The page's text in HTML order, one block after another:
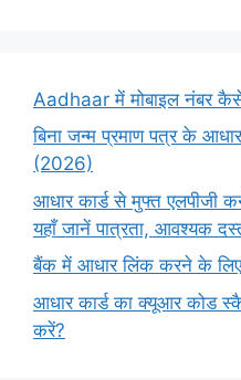
Aadhaar में मोबाइल नंबर
बिना जन्म प्रमाण पत्र के
(2026)
आधार कार्ड से मुफ्त एलपीजी
यहाँ जानें पात्रता, आवश्यक
बैंक में आधार लिंक करने के
आधार कार्ड का क्यूआर कोड
करें?